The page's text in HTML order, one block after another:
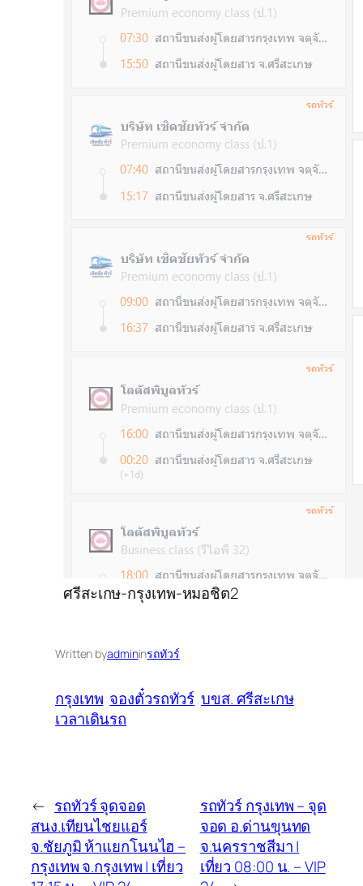
ศรีสะเกษ-กรุงเทพ-หมอชิต2
Written byadmininรถทัวร์
กรุงเทพ จองตั๋วรถทัวร์ บขส. ศรีสะเกษ
เวลาเดินรถ
← รถทัวร์ จุดจอด
สนง.เทียนไชยแอร์
จ.ชัยภูมิ ห้าแยกโนนไฮ –
กรุงเทพ จ.กรุงเทพ | เที่ยว
รถทัวร์ กรุงเทพ – จุด
จอด อ.ด่านขุนทด
จ.นครราชสีมา |
เที่ยว 08:00 น. – VIP